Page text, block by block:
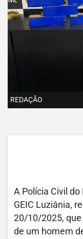
REDAÇÃO
A Polícia Civil
GEIC Luziânia,
20/10/2025,
de um homem